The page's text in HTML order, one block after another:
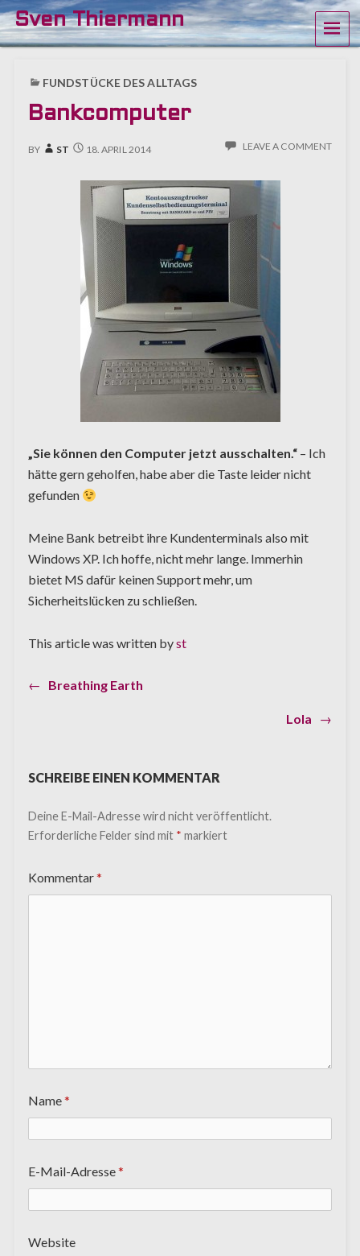
Sven Thiermann
FUNDSTÜCKE DES ALLTAGS
Bankcomputer
BY ST 18. APRIL 2014 LEAVE A COMMENT
„Sie können den Computer jetzt ausschalten.“– Ich
hätte gern geholfen, habe aber die Taste leider nicht
gefunden
Meine Bank betreibt ihre Kundenterminals also mit
Windows XP. Ich hoffe, nicht mehr lange. Immerhin
bietet MS dafür keinen Support mehr, um
Sicherheitslücken zu schließen.
This article was written byst
Beitragsnavigation
←
Previous
Breathing Earth
Lola Next
→
SCHREIBE EINEN KOMMENTAR
Deine E-Mail-Adresse wird nicht veröffentlicht.
Erforderliche Felder sind mit * markiert
Kommentar*
Name*
E-Mail-Adresse*
Website